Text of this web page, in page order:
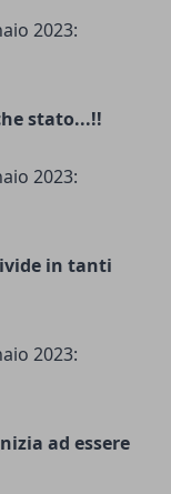
stato...!!
in tanti
ad essere